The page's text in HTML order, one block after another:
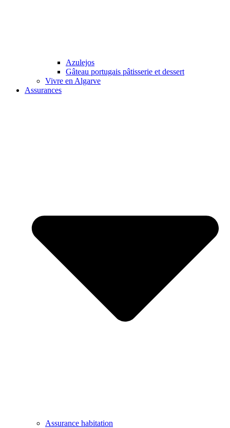
Azulejos
Gâteau portugais pâtisserie et dessert
Vivre en Algarve
Assurances
Assurance habitation